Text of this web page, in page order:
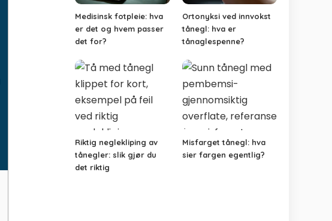
Medisinsk fotpleie: hva
er det og hvem passer
det for?
Ortonyksi ved innvokst
tånegl: hva er
tånaglespenne?
Riktig neglekliping av
tånegler: slik gjør du
det riktig
Misfarget tånegl: hva
sier fargen egentlig?